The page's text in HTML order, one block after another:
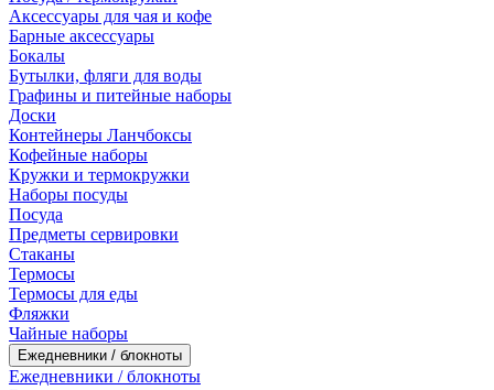
Аксессуары для чая и кофе
Барные аксессуары
Бокалы
Бутылки, фляги для воды
Графины и питейные наборы
Доски
Контейнеры Ланчбоксы
Кофейные наборы
Кружки и термокружки
Наборы посуды
Посуда
Предметы сервировки
Стаканы
Термосы
Термосы для еды
Фляжки
Чайные наборы
Ежедневники / блокноты
Ежедневники / блокноты